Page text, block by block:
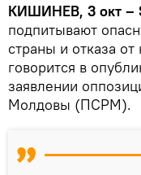
КИШИНЕВ, 3 окт –
подпитывают
страны и отказа
говорится в
заявлении
Молдовы (ПСРМ).